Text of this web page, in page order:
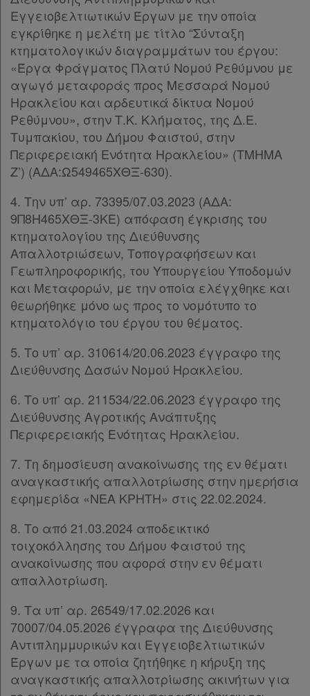
Παροχές
σε
συνδρομητές
Ενεργοί
συνδρομητές
Τα
αγαπημένα
μου
Οι
σημειώσεις
μου
Ψάχνω
και
δε
βρίσκω
Εγγειοβελτιωτικών Έργων με την οποία
εγκρίθηκε η μελέτη με τίτλο “Σύνταξη
κτηματολογικών διαγραμμάτων του έργου:
«Έργα Φράγματος Πλατύ Νομού Ρεθύμνου με
αγωγό μεταφοράς προς Μεσσαρά Νομού
Ηρακλείου και αρδευτικά δίκτυα Νομού
Ρεθύμνου», στην Τ.Κ. Κλήματος, της Δ.Ε.
Τυμπακίου, του Δήμου Φαιστού, στην
Περιφερειακή Ενότητα Ηρακλείου» (ΤΜΗΜΑ
Ζ’) (ΑΔΑ:Ω549465ΧΘΞ-630).
4. Την υπ’ αρ. 73395/07.03.2023 (ΑΔΑ:
9Π8Η465ΧΘΞ-3ΚΕ) απόφαση έγκρισης του
κτηματολογίου της Διεύθυνσης
Απαλλοτριώσεων, Τοπογραφήσεων και
Γεωπληροφορικής, του Υπουργείου Υποδομών
και Μεταφορών, με την οποία ελέγχθηκε και
θεωρήθηκε μόνο ως προς το νομότυπο το
κτηματολόγιο του έργου του θέματος.
5. Το υπ’ αρ. 310614/20.06.2023 έγγραφο της
Διεύθυνσης Δασών Νομού Ηρακλείου.
6. Το υπ’ αρ. 211534/22.06.2023 έγγραφο της
Διεύθυνσης Αγροτικής Ανάπτυξης
Περιφερειακής Ενότητας Ηρακλείου.
7. Τη δημοσίευση ανακοίνωσης της εν θέματι
αναγκαστικής απαλλοτρίωσης στην ημερήσια
εφημερίδα «ΝΕΑ ΚΡΗΤΗ» στις 22.02.2024.
8. Το από 21.03.2024 αποδεικτικό
τοιχοκόλλησης του Δήμου Φαιστού της
ανακοίνωσης που αφορά στην εν θέματι
απαλλοτρίωση.
9. Τα υπ’ αρ. 26549/17.02.2026 και
70007/04.05.2026 έγγραφα της Διεύθυνσης
Αντιπλημμυρικών και Εγγειοβελτιωτικών
Έργων με τα οποία ζητήθηκε η κήρυξη της
αναγκαστικής απαλλοτρίωσης ακινήτων για